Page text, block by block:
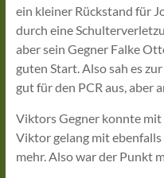
ein kleiner Rückstand für
durch eine
aber sein Gegner Falke
guten Start. Also sah es
gut für den PCR aus, aber
Viktors Gegner konnte
Viktor gelang mit
mehr. Also war der Punkt